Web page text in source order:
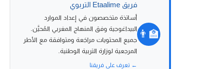
👨‍🏫
فريق Etaalime التربوي
أساتذة متخصصون في إعداد الموارد
البيداغوجية وفق المنهاج المغربي المُحيَّن.
جميع المحتويات مراجَعة ومتوافقة مع الأطر
المرجعية لوزارة التربية الوطنية.
← تعرف على فريقنا